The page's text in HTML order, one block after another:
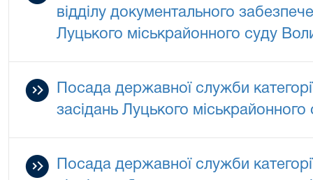
відділу документального
Луцького міськрайонного суду
Посада державної служби
засідань Луцького міськрайонного
Посада державної служби